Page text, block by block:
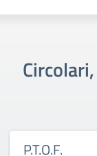
P.T.O.F.